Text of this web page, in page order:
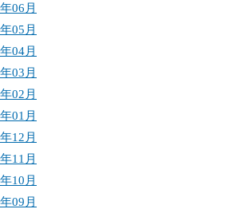
06月
05月
04月
03月
02月
01月
12月
11月
10月
09月